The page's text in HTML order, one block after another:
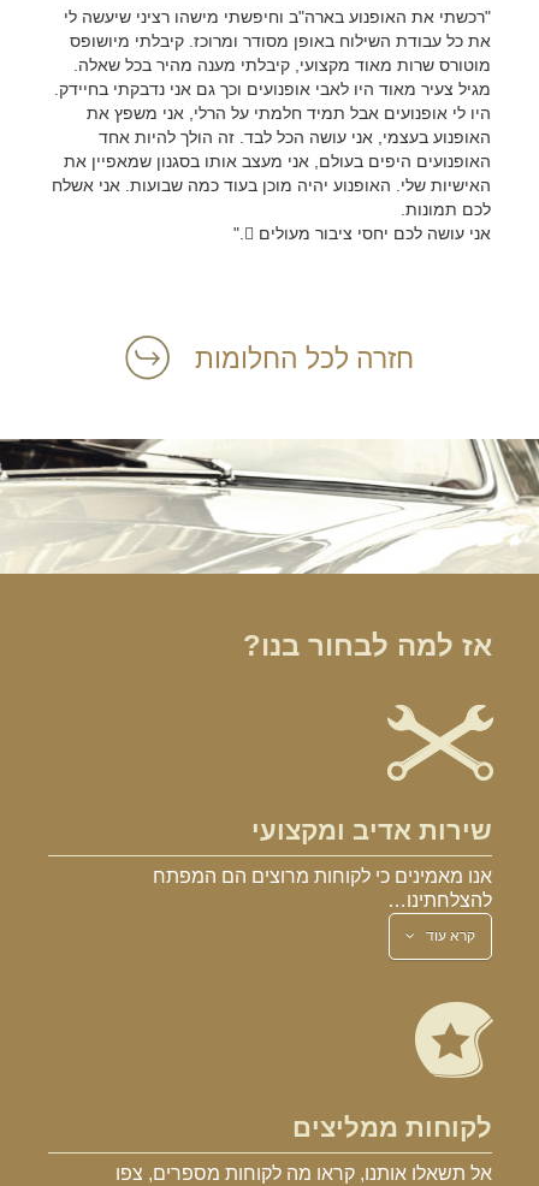
"רכשתי את האופנוע בארה"ב וחיפשתי מישהו רציני שיעשה לי
את כל עבודת השילוח באופן מסודר ומרוכז. קיבלתי מיושופס
מוטורס שרות מאוד מקצועי, קיבלתי מענה מהיר בכל שאלה.
מגיל צעיר מאוד היו לאבי אופנועים וכך גם אני נדבקתי בחיידק.
היו לי אופנועים אבל תמיד חלמתי על הרלי, אני משפץ את
האופנוע בעצמי, אני עושה הכל לבד. זה הולך להיות אחד
האופנועים היפים בעולם, אני מעצב אותו בסגנון שמאפיין את
האישיות שלי. האופנוע יהיה מוכן בעוד כמה שבועות. אני אשלח
לכם תמונות.
אני עושה לכם יחסי ציבור מעולים ."
חזרה לכל החלומות
אז למה לבחור בנו?
שירות אדיב ומקצועי
אנו מאמינים כי לקוחות מרוצים הם המפתח
להצלחתינו…
קרא עוד
לקוחות ממליצים
אל תשאלו אותנו, קראו מה לקוחות מספרים, צפו